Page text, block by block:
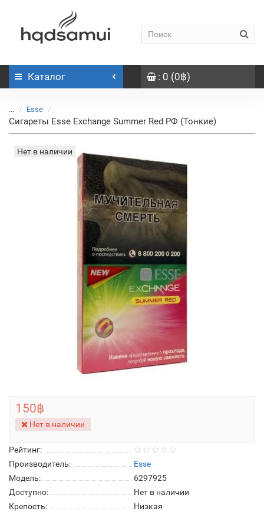
Каталог : 0 (0฿)
... Esse
Сигареты Esse Exchange Summer Red РФ (Тонкие)
Нет в наличии
Рейтинг:
Производитель:
Esse
Модель:
6297925
Доступно:
Нет в наличии
Крепость:
Низкая
150฿
Нет в наличии